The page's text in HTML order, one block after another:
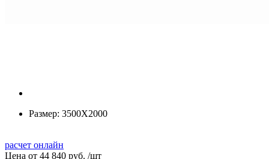
Размер: 3500Х2000
расчет онлайн
Цена от 44 840 руб. /шт